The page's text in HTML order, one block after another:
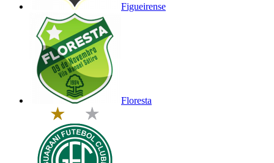
Figueirense
Floresta